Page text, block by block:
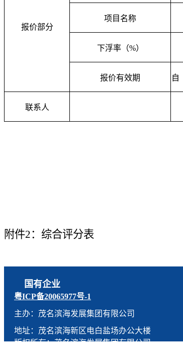
报价部分
项目名称
下浮率（%）
报价有效期 自
联系人
附件2：综合评分表
国有企业
粤ICP备20065977号-1
主办：茂名滨海发展集团有限公司
地址：茂名滨海新区电白盐场办公大楼
版权所有：茂名滨海发展集团有限公司